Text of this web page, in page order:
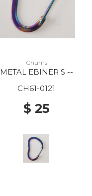
Chums
METAL EBINER S --
CH61-0121
$ 25